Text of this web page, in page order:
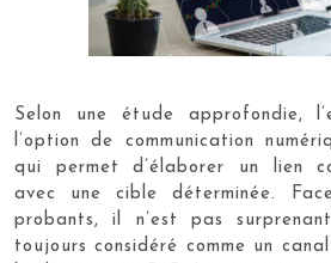
Selon une étude approfondie,
l’option de communication
qui permet d’élaborer un lien
avec une cible déterminée.
probants, il n’est pas
toujours considéré comme un